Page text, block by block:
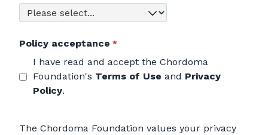
Policy acceptance
I have read and accept the Chordoma
Foundation's Terms of Use and Privacy
Policy.
The Chordoma Foundation values your privacy